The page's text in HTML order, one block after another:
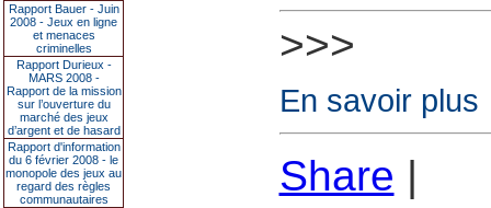
Rapport Bauer - Juin
2008 - Jeux en ligne
et menaces
criminelles
Rapport Durieux -
MARS 2008 -
Rapport de la mission
sur l’ouverture du
marché des jeux
d’argent et de hasard
Rapport d'information
du 6 février 2008 - le
monopole des jeux au
regard des règles
communautaires
>>>
En savoir plus
Share |